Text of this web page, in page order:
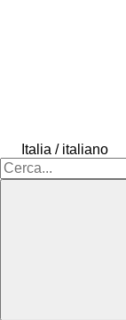
Italia / italiano